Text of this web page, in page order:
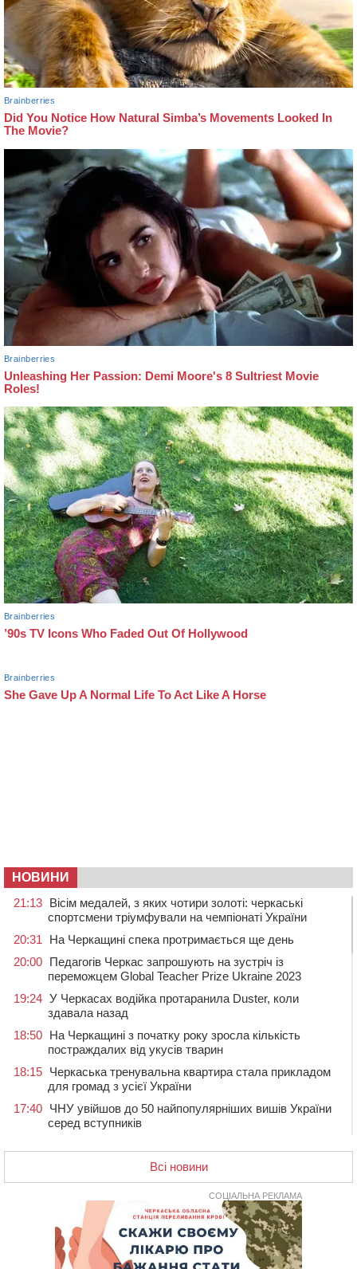
НОВИНИ
21:13 Вісім медалей, з яких чотири золоті: черкаські
спортсмени тріумфували на чемпіонаті України
20:31
На Черкащині спека протримається ще день
20:00 Педагогів Черкас запрошують на зустріч із
переможцем Global Teacher Prize Ukraine 2023
19:24 У Черкасах водійка протаранила Duster, коли
здавала назад
18:50 На Черкащині з початку року зросла кількість
постраждалих від укусів тварин
18:15 Черкаська тренувальна квартира стала прикладом
для громад з усієї України
17:40 ЧНУ увійшов до 50 найпопулярніших вишів України
серед вступників
контейнерний майданчик
16:32
Без розтину грудної клітки: у Черкасах 75-річній
пацієнтці замінили аортальний клапан
У Черкаському онкоцентрі встановили сонячну
електростанцію за понад пів мільйона гривень
У Київській області прощаються з полеглим на
Всі новини
СОЦІАЛЬНА РЕКЛАМА